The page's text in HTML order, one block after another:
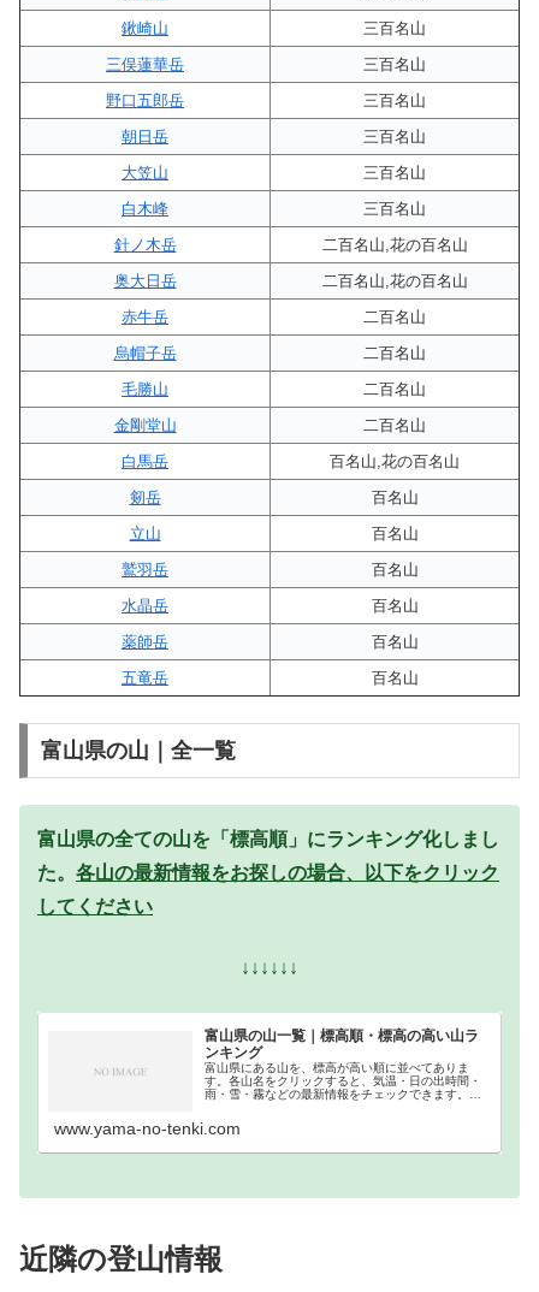
鍬崎山
三百名山
三俣蓮華岳
三百名山
野口五郎岳
三百名山
朝日岳
三百名山
大笠山
三百名山
白木峰
三百名山
針ノ木岳
二百名山,花の百名山
奥大日岳
二百名山,花の百名山
赤牛岳
二百名山
烏帽子岳
二百名山
毛勝山
二百名山
金剛堂山
二百名山
白馬岳
百名山,花の百名山
剱岳
百名山
立山
百名山
鷲羽岳
百名山
水晶岳
百名山
薬師岳
百名山
五竜岳
百名山
富山県の山｜全一覧
富山県の全ての山を「標高順」にランキング化しまし
た。 各山の最新情報をお探しの場合、以下をクリック
してください
↓↓↓↓↓↓
富山県の山一覧｜標高順・標高の高い山ラ
ンキング
富山県にある山を、標高が高い順に並べてありま
す。各山名をクリックすると、気温・日の出時間・
雨・雪・霧などの最新情報をチェックできます。富
www.yama-no-tenki.com
近隣の登山情報